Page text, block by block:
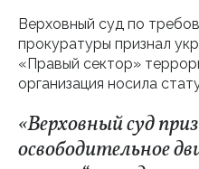
Верховный суд по
прокуратуры признал
«Правый сектор»
организация носила
«Верховный суд
освободительное